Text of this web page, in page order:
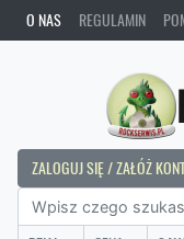
O NAS REGULAMIN
ZALOGUJ SIĘ / ZAŁÓŻ